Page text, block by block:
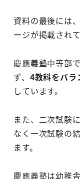
資料の最後には
ージが掲載されて
慶應義塾中等部
ず、 4教科をバラ
しています。
また、二次試験
なく一次試験の
ます。
慶應義塾は幼稚